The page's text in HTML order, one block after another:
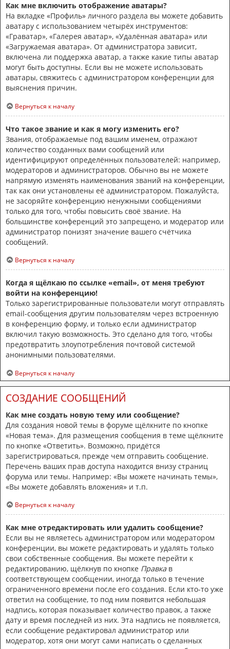
Как мне включить отображение аватары?
На вкладке «Профиль» личного раздела вы можете добавить
аватару с использованием четырёх инструментов:
«Граватар», «Галерея аватар», «Удалённая аватара» или
«Загружаемая аватара». От администратора зависит,
включена ли поддержка аватар, а также какие типы аватар
могут быть доступны. Если вы не можете использовать
аватары, свяжитесь с администратором конференции для
выяснения причин.
Вернуться к началу
Что такое звание и как я могу изменить его?
Звания, отображаемые под вашим именем, отражают
количество созданных вами сообщений или
идентифицируют определённых пользователей: например,
модераторов и администраторов. Обычно вы не можете
напрямую изменять наименования званий на конференции,
так как они установлены её администратором. Пожалуйста,
не засоряйте конференцию ненужными сообщениями
только для того, чтобы повысить своё звание. На
большинстве конференций это запрещено, и модератор или
администратор понизят значение вашего счётчика
сообщений.
Вернуться к началу
Когда я щёлкаю по ссылке «email», от меня требуют
войти на конференцию!
Только зарегистрированные пользователи могут отправлять
email-сообщения другим пользователям через встроенную
в конференцию форму, и только если администратор
включил такую возможность. Это сделано для того, чтобы
предотвратить злоупотребления почтовой системой
анонимными пользователями.
Вернуться к началу
СОЗДАНИЕ СООБЩЕНИЙ
Как мне создать новую тему или сообщение?
Для создания новой темы в форуме щёлкните по кнопке
«Новая тема». Для размещения сообщения в теме щёлкните
по кнопке «Ответить». Возможно, придётся
зарегистрироваться, прежде чем отправить сообщение.
Перечень ваших прав доступа находится внизу страниц
форума или темы. Например: «Вы можете начинать темы»,
«Вы можете добавлять вложения» и т.п.
Вернуться к началу
Как мне отредактировать или удалить сообщение?
Если вы не являетесь администратором или модератором
конференции, вы можете редактировать и удалять только
свои собственные сообщения. Вы можете перейти к
редактированию, щёлкнув по кнопке Правкав
соответствующем сообщении, иногда только в течение
ограниченного времени после его создания. Если кто-то уже
ответил на сообщение, то под ним появится небольшая
надпись, которая показывает количество правок, а также
дату и время последней из них. Эта надпись не появляется,
если сообщение редактировал администратор или
модератор, хотя они могут сами написать о сделанных